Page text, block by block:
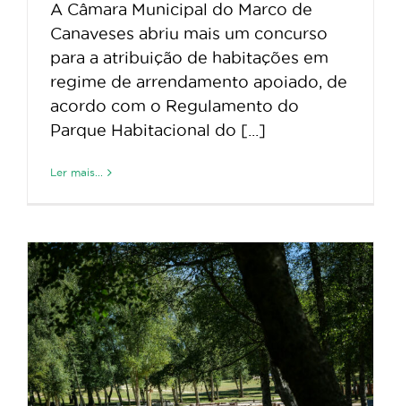
A Câmara Municipal do Marco de
Canaveses abriu mais um concurso
para a atribuição de habitações em
regime de arrendamento apoiado, de
acordo com o Regulamento do
Parque Habitacional do [...]
Ler mais...